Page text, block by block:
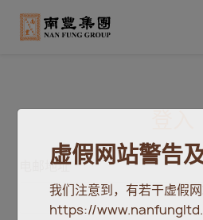
电邮地址虚假网站警告
我们注意到，有若干虚假
https://